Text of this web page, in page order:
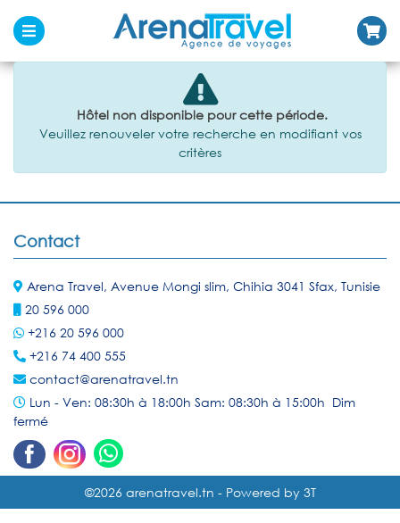
Hôtel non disponible pour cette période.
Veuillez renouveler votre recherche en modifiant vos
critères
Contact
Arena Travel, Avenue Mongi slim, Chihia 3041 Sfax, Tunisie
20 596 000
+216 20 596 000
+216 74 400 555
contact@arenatravel.tn
Lun - Ven: 08:30h à 18:00h Sam: 08:30h à 15:00h Dim
fermé
©2026 arenatravel.tn - Powered by 3T